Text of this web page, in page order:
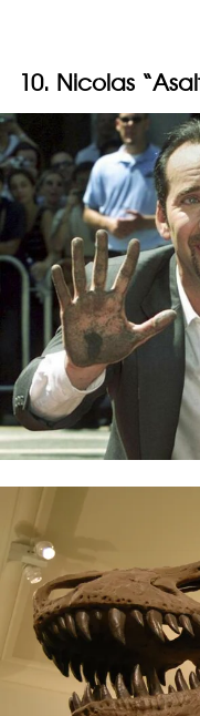
10. Nicolas